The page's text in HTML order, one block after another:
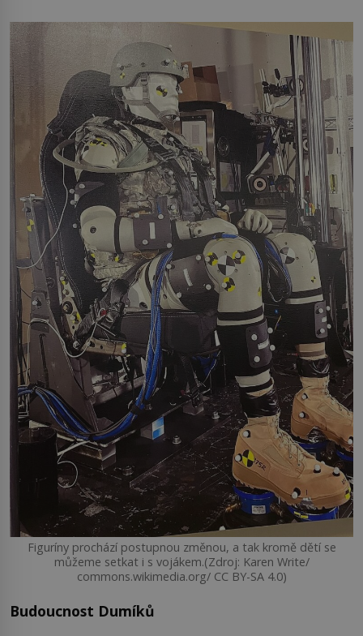
Figuríny prochází postupnou změnou, a tak kromě dětí se
můžeme setkat i s vojákem.(Zdroj: Karen Write/
commons.wikimedia.org/ CC BY-SA 4.0)
Budoucnost Dumíků